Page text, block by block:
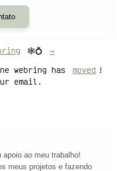
🕸💍
→
webring has
moved !
email.
ao meu trabalho!
meus projetos e fazendo